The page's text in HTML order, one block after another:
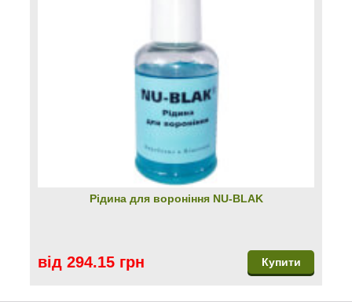
Рідина для вороніння NU-BLAK
від 294.15 грн Купити